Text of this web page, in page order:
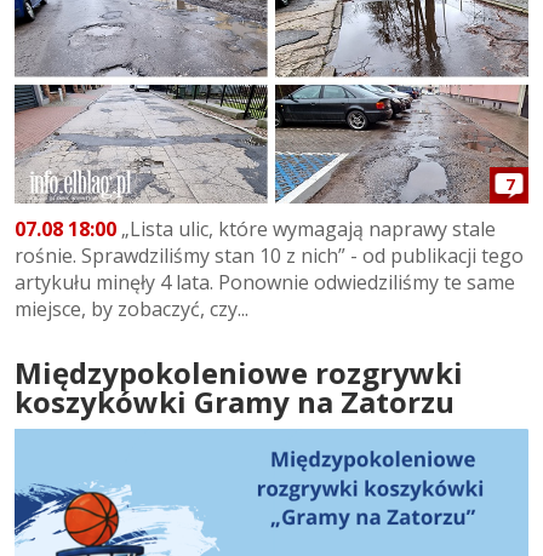
7
07.08 18:00 „Lista ulic, które wymagają naprawy stale
rośnie. Sprawdziliśmy stan 10 z nich” - od publikacji tego
artykułu minęły 4 lata. Ponownie odwiedziliśmy te same
miejsce, by zobaczyć, czy...
Międzypokoleniowe rozgrywki
koszykówki Gramy na Zatorzu